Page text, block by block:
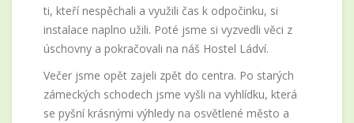
ti, kteří nespěchali a využili čas k odpočinku, si
instalace naplno užili. Poté jsme si vyzvedli věci z
úschovny a pokračovali na náš Hostel Ládví.
Večer jsme opět zajeli zpět do centra. Po starých
zámeckých schodech jsme vyšli na vyhlídku, která
se pyšní krásnými výhledy na osvětlené město a